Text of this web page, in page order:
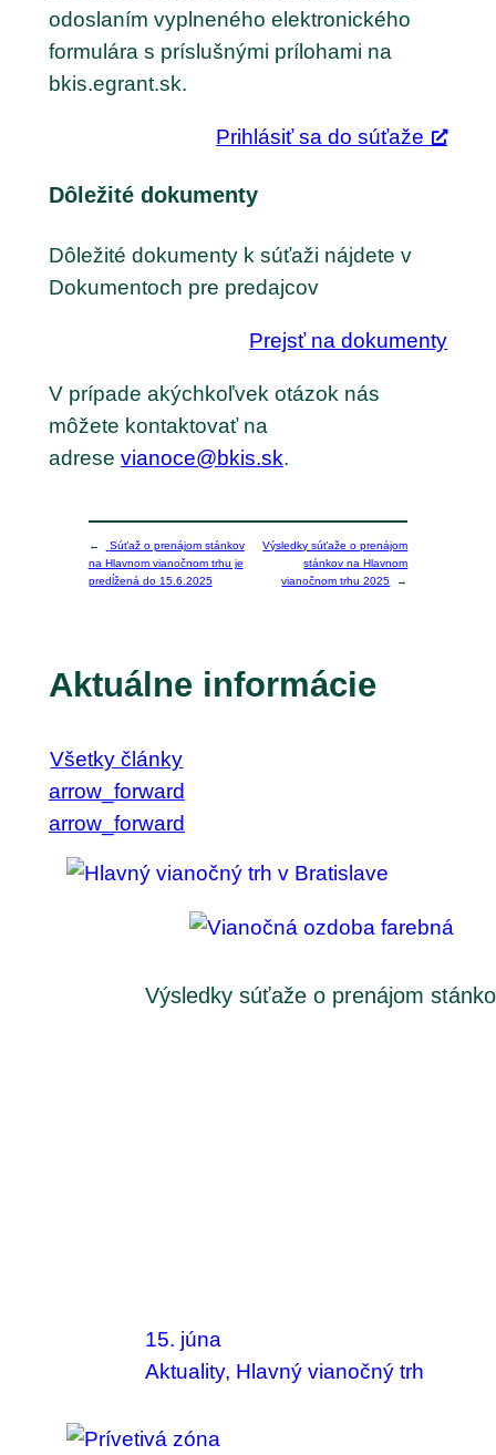
odoslaním vyplneného elektronického
formulára s príslušnými prílohami na
bkis.egrant.sk.
Prihlásiť sa do súťaže
Dôležité dokumenty
Dôležité dokumenty k súťaži nájdete v
Dokumentoch pre predajcov
Prejsť na dokumenty
V prípade akýchkoľvek otázok nás
môžete kontaktovať na
adrese vianoce@bkis.sk.
←
Súťaž o prenájom stánkov
na Hlavnom vianočnom trhu je
predĺžená do 15.6.2025
Výsledky súťaže o prenájom
stánkov na Hlavnom
vianočnom trhu 2025
→
Aktuálne informácie
Všetky články
arrow_forward
arrow_forward
Výsledky súťaže o prenájom
15. júna
Aktuality, Hlavný vianočný trh